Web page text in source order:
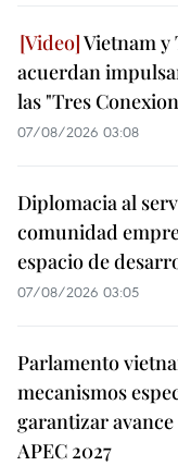
Vietnam y
acuerdan
las "Tres
07/08/2026 03:08
Diplomacia al
comunidad
espacio de
07/08/2026 03:05
Parlamento
mecanismos
garantizar avance
APEC 2027